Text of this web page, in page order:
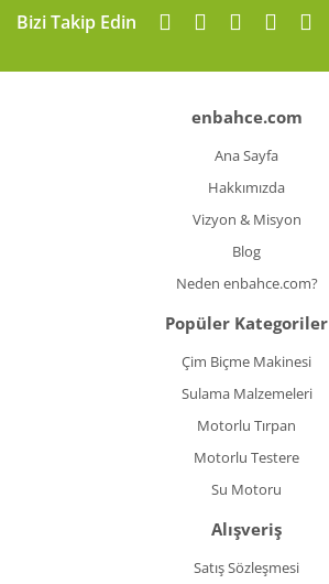
Bizi Takip Edin
enbahce.com
Ana Sayfa
Hakkımızda
Vizyon & Misyon
Blog
Neden enbahce.com?
Popüler Kategoriler
Çim Biçme Makinesi
Sulama Malzemeleri
Motorlu Tırpan
Motorlu Testere
Su Motoru
Alışveriş
Satış Sözleşmesi